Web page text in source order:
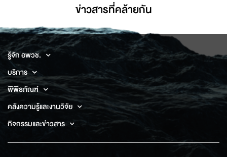
ข่าวสารที่่คล้ายกัน
รู้จัก อพวช.
บริการ
พิพิธภัณฑ์
คลังความรู้และงานวิจัย
กิจกรรมและข่าวสาร